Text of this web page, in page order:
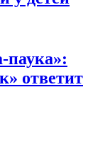
паука»:
ответит